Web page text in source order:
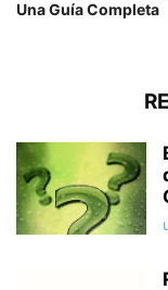
Una Guía Completa